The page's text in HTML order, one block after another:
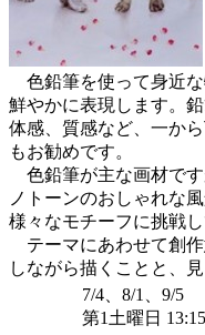
色鉛筆を使って身近
鮮やかに表現します。
体感、質感など、一か
もお勧めです。
色鉛筆が主な画材で
ノトーンのおしゃれな
様々なモチーフに挑戦し
テーマにあわせて創
しながら描くことと、
7/4、8/1、9/5
第1土曜日